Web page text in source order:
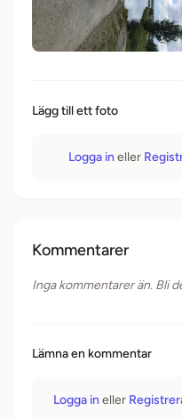
Lägg till ett foto
Logga in eller
Kommentarer
Inga kommentarer än. Bli
Lämna en kommentar
Logga in eller